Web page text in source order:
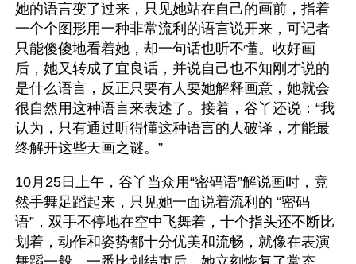
她的语言变了过来，只见她站在自己的画前，指着
一个个图形用一种非常流利的语言说开来，可记者
只能傻傻地看着她，却一句话也听不懂。收好画
后，她又转成了宜良话，并说自己也不知刚才说的
是什么语言，反正只要有人要她解释画意，她就会
很自然用这种语言来表述了。接着，谷丫还说：“我
认为，只有通过听得懂这种语言的人破译，才能最
终解开这些天画之谜。”
10月25日上午，谷丫当众用“密码语”解说画时，竟
然手舞足蹈起来，只见她一面说着流利的 “密码
语”，双手不停地在空中飞舞着，十个指头还不断比
划着，动作和姿势都十分优美和流畅，就像在表演